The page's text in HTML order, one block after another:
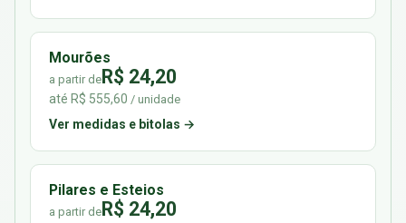
Mourões
a partir deR$ 24,20
até R$ 555,60 / unidade
Ver medidas e bitolas →
Pilares e Esteios
a partir deR$ 24,20